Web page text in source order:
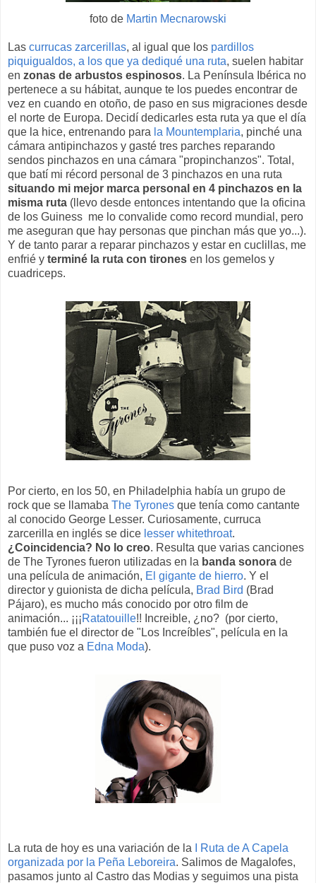
foto de Martin Mecnarowski
Las currucas zarcerillas, al igual que los pardillos
piquigualdos, a los que ya dediqué una ruta, suelen habitar
en zonas de arbustos espinosos. La Península Ibérica no
pertenece a su hábitat, aunque te los puedes encontrar de
vez en cuando en otoño, de paso en sus migraciones desde
el norte de Europa. Decidí dedicarles esta ruta ya que el día
que la hice, entrenando para la Mountemplaria, pinché una
cámara antipinchazos y gasté tres parches reparando
sendos pinchazos en una cámara "propinchanzos". Total,
que batí mi récord personal de 3 pinchazos en una ruta
situando mi mejor marca personal en 4 pinchazos en la
misma ruta (llevo desde entonces intentando que la oficina
de los Guiness me lo convalide como record mundial, pero
me aseguran que hay personas que pinchan más que yo...).
Y de tanto parar a reparar pinchazos y estar en cuclillas, me
enfrié y terminé la ruta con tirones en los gemelos y
cuadriceps.
Por cierto, en los 50, en Philadelphia había un grupo de
rock que se llamaba The Tyrones que tenía como cantante
al conocido George Lesser. Curiosamente, curruca
zarcerilla en inglés se dice lesser whitethroat.
¿Coincidencia? No lo creo. Resulta que varias canciones
de The Tyrones fueron utilizadas en la banda sonora de
una película de animación, El gigante de hierro. Y el
director y guionista de dicha película, Brad Bird (Brad
Pájaro), es mucho más conocido por otro film de
animación... ¡¡¡Ratatouille!! Increible, ¿no? (por cierto,
también fue el director de "Los Increíbles", película en la
que puso voz a Edna Moda).
La ruta de hoy es una variación de la
I Ruta de A Capela
organizada por la Peña Leboreira. Salimos de Magalofes,
pasamos junto al Castro das Modias y seguimos una pista